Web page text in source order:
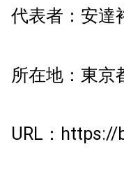
代表者：安達
所在地：東京
URL：